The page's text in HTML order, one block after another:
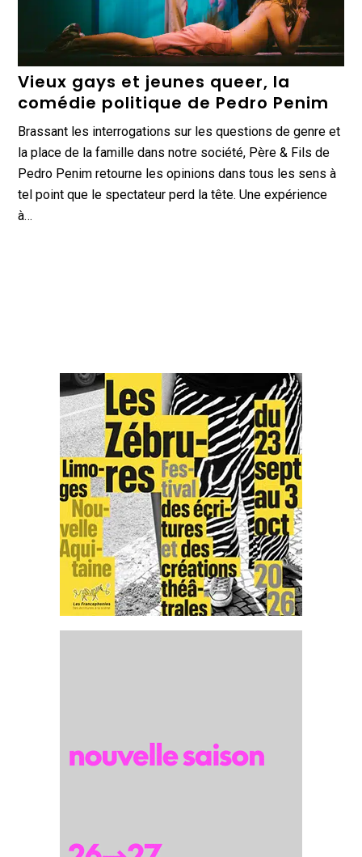
Vieux gays et jeunes queer, la
comédie politique de Pedro Penim
Brassant les interrogations sur les questions de genre et
la place de la famille dans notre société, Père & Fils de
Pedro Penim retourne les opinions dans tous les sens à
tel point que le spectateur perd la tête. Une expérience
à…